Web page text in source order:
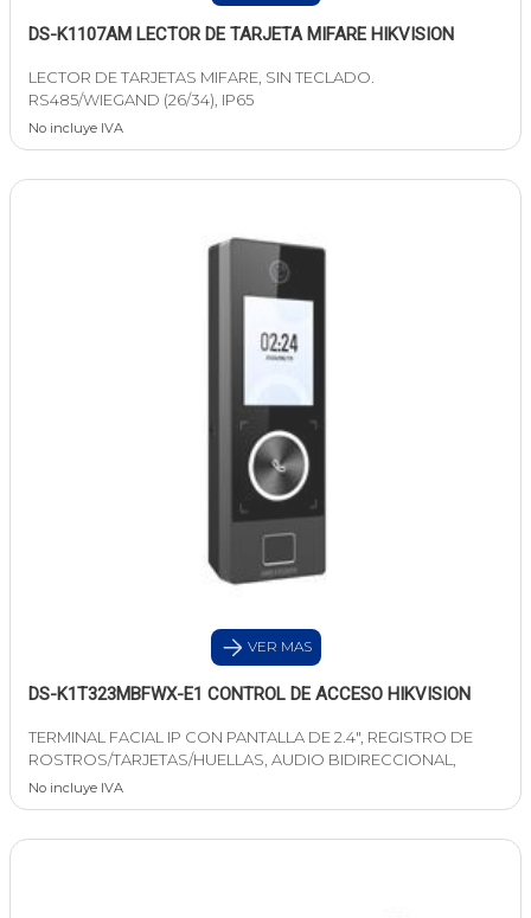
DS-K1107AM LECTOR DE TARJETA MIFARE HIKVISION
LECTOR DE TARJETAS MIFARE, SIN TECLADO.
RS485/WIEGAND (26/34), IP65
No incluye IVA
VER MAS
DS-K1T323MBFWX-E1 CONTROL DE ACCESO HIKVISION
TERMINAL FACIAL IP CON PANTALLA DE 2.4", REGISTRO DE
ROSTROS/TARJETAS/HUELLAS, AUDIO BIDIRECCIONAL,
No incluye IVA